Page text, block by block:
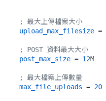
; 最大上傳檔案大小
upload_max_filesize =
; POST 資料最大大小
post_max_size = 12M
; 最大檔案上傳數量
max_file_uploads = 20